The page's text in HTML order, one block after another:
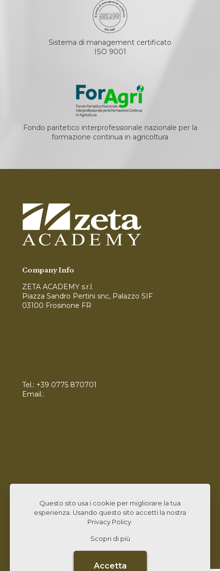
Sistema di management certificato
ISO 9001
Fondo paritetico interprofessionale nazionale per la
formazione continua in agricoltura
Company Info
ZETA ACADEMY s.r.l.
Piazza Sandro Pertini snc, Palazzo SIF
03100 Frosinone FR
Tel.: +39 0775 870701
Email.:
© 2026 Zeta Consulting s.r.l. All Rights Reserved |
CB&C Lab
Questo sito usa i cookie per migliorare la tua
esperienza. Usando questo sito accetti la nostra
Privacy Policy
Scopri di più
Accetta